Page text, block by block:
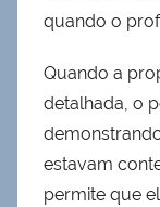
quando o
Quando a
detalhada, o
estavam
permite que